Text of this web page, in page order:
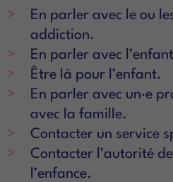
En parler avec le ou
addiction.
En parler avec
Être là pour l’enfant.
En parler avec un·e
avec la famille.
Contacter un service
Contacter l’autorité
l’enfance.